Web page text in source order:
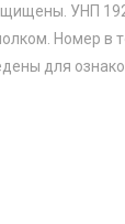
УНП
Номер в
для